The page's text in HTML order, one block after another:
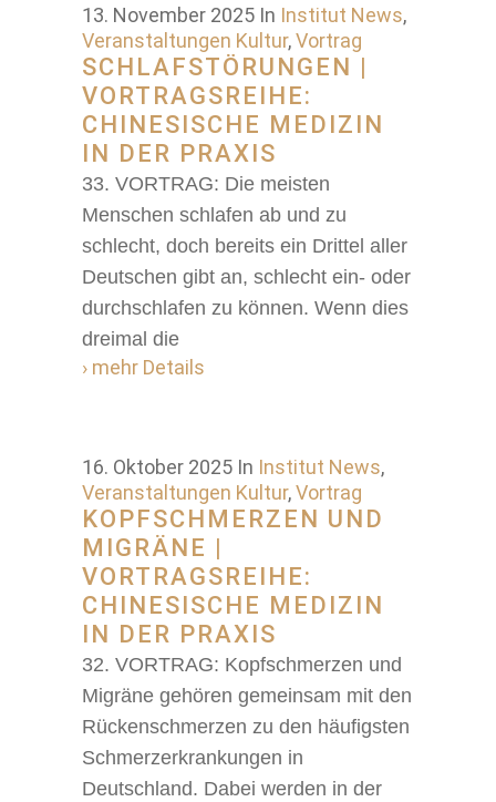
13. November 2025 In Institut News,
Veranstaltungen Kultur,Vortrag
SCHLAFSTÖRUNGEN |
VORTRAGSREIHE:
CHINESISCHE MEDIZIN
IN DER PRAXIS
33. VORTRAG: Die meisten
Menschen schlafen ab und zu
schlecht, doch bereits ein Drittel aller
Deutschen gibt an, schlecht ein- oder
durchschlafen zu können. Wenn dies
dreimal die
› mehr Details
16. Oktober 2025 In Institut News,
Veranstaltungen Kultur,Vortrag
KOPFSCHMERZEN UND
MIGRÄNE |
VORTRAGSREIHE:
CHINESISCHE MEDIZIN
IN DER PRAXIS
32. VORTRAG: Kopfschmerzen und
Migräne gehören gemeinsam mit den
Rückenschmerzen zu den häufigsten
Schmerzerkrankungen in
Deutschland. Dabei werden in der